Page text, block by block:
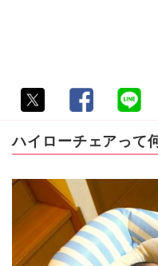
ハイローチェアって